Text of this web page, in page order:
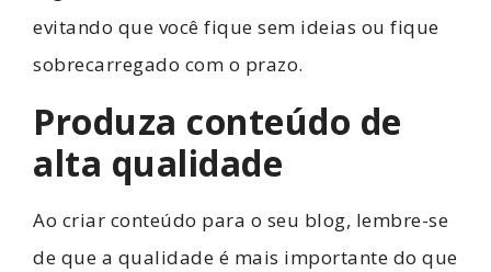
evitando que você fique sem ideias ou fique
sobrecarregado com o prazo.
Produza conteúdo de
alta qualidade
Ao criar conteúdo para o seu blog, lembre-se
de que a qualidade é mais importante do que